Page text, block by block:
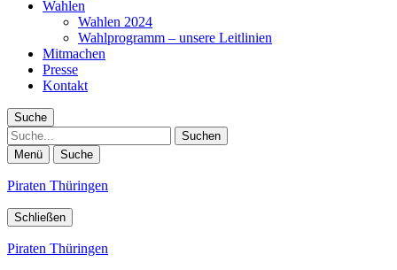
Wahlen
Wahlen 2024
Wahlprogramm – unsere Leitlinien
Mitmachen
Presse
Kontakt
Suche
Suche
Menü Suche
Piraten Thüringen
Schließen
Piraten Thüringen